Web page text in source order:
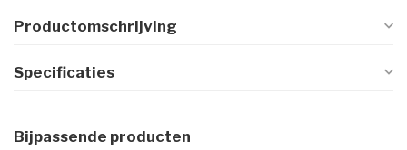
Productomschrijving
Specificaties
Bijpassende producten